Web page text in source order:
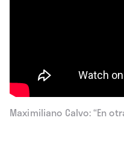
Maximiliano Calvo: “En